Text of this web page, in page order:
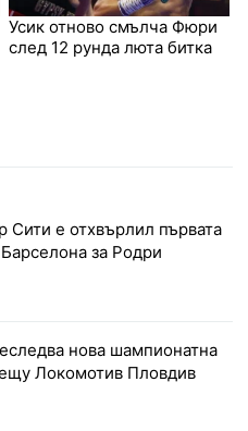
Усик отново смълча Фюри
след 12 рунда люта битка
Сити е отхвърлил първата
за Родри
нова шампионатна
Локомотив Пловдив